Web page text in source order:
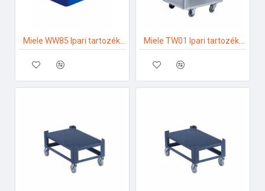
Miele WW85 Ipari tartozékok Miele TW01 Ipari tartozékok